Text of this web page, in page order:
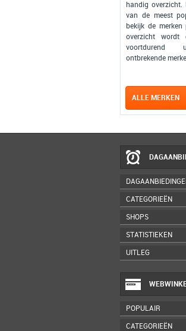
handig overzicht.
van de meest
bekijk de merken
overzicht wordt
voortdurend
ontbrekende
ALLE MERKEN
CATEGORIEËN
SHOPS
STATISTIEKEN
UITLEG
POPULAIR
CATEGORIEËN